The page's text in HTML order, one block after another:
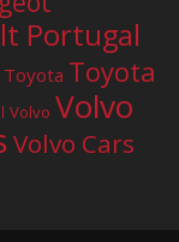
Portugal
Toyota Toyota
Volvo Volvo
Volvo Cars